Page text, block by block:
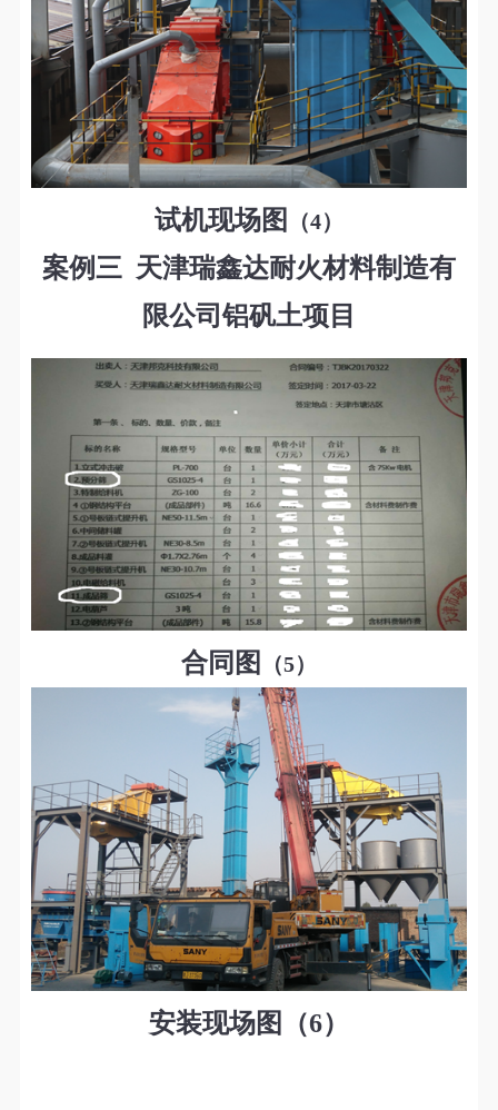
试机现场图 （4）
案例三 天津瑞鑫达耐火材料制造有
限公司铝矾土项目
合同 图 （5）
安装现场图（6）